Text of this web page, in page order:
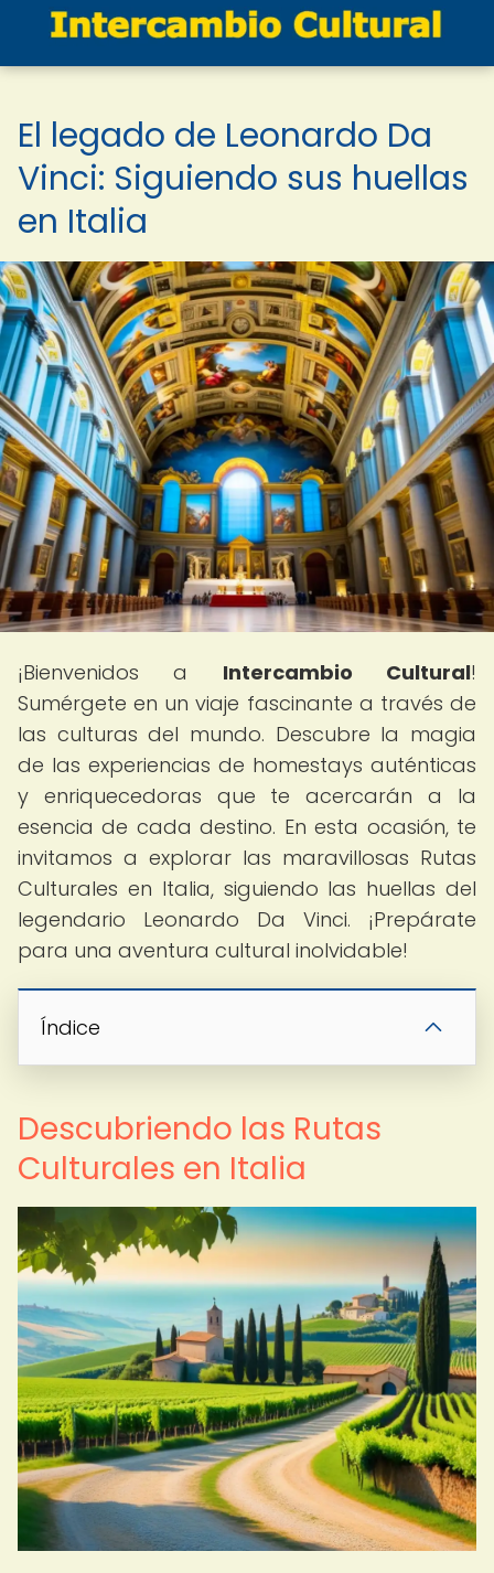
El legado de Leonardo Da
Vinci: Siguiendo sus huellas
en Italia
¡Bienvenidos a Intercambio Cultural!
Sumérgete en un viaje fascinante a través de
las culturas del mundo. Descubre la magia
de las experiencias de homestays auténticas
y enriquecedoras que te acercarán a la
esencia de cada destino. En esta ocasión, te
invitamos a explorar las maravillosas Rutas
Culturales en Italia, siguiendo las huellas del
legendario Leonardo Da Vinci. ¡Prepárate
para una aventura cultural inolvidable!
Índice
Descubriendo las Rutas
Culturales en Italia